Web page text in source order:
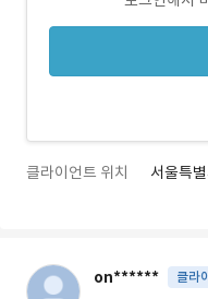
클라이언트 위치 서울특
on****** 클라